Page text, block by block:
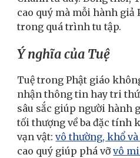
cao quý mà mỗi hành giả
trong quá trình tu tập.
Ý nghĩa của Tuệ
Tuệ trong Phật giáo
nhận thông tin hay tri
sâu sắc giúp người hành
tối thượng về ba đặc tính
vạn vật:vô thường, khổ và
cao quý giúp phá vỡvô